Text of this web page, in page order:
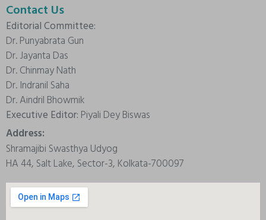
Contact Us
Editorial Committee:
Dr. Punyabrata Gun
Dr. Jayanta Das
Dr. Chinmay Nath
Dr. Indranil Saha
Dr. Aindril Bhowmik
Executive Editor: Piyali Dey Biswas
Address:
Shramajibi Swasthya Udyog
HA 44, Salt Lake, Sector-3, Kolkata-700097